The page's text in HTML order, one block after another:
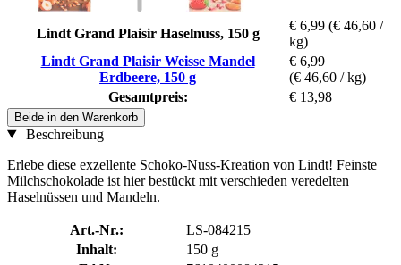
Lindt Grand Plaisir Haselnuss, 150 g
€ 6,99 (€ 46,60 /
kg)
Lindt Grand Plaisir Weisse Mandel
Erdbeere, 150 g
€ 6,99
(€ 46,60 / kg)
Gesamtpreis:
€ 13,98
Beide in den Warenkorb
Beschreibung
Erlebe diese exzellente Schoko-Nuss-Kreation von Lindt! Feinste
Milchschokolade ist hier bestückt mit verschieden veredelten
Haselnüssen und Mandeln.
Art.-Nr.:
LS-084215
Inhalt:
150 g